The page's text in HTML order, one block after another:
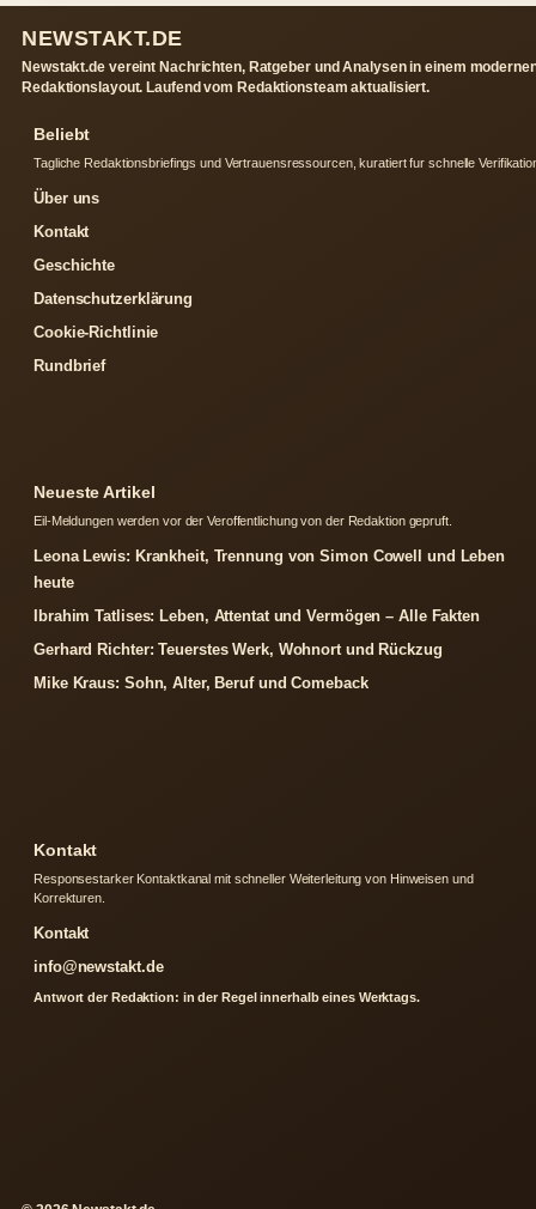
NEWSTAKT.DE
Newstakt.de vereint Nachrichten, Ratgeber und Analysen in einem
Redaktionslayout. Laufend vom Redaktionsteam aktualisiert.
Beliebt
Tagliche Redaktionsbriefings und Vertrauensressourcen, kuratiert fur schnelle
Über uns
Kontakt
Geschichte
Datenschutzerklärung
Cookie-Richtlinie
Rundbrief
Neueste Artikel
Eil-Meldungen werden vor der Veroffentlichung von der Redaktion gepruft.
Leona Lewis: Krankheit, Trennung von Simon Cowell und Leben
heute
Ibrahim Tatlises: Leben, Attentat und Vermögen – Alle Fakten
Gerhard Richter: Teuerstes Werk, Wohnort und Rückzug
Mike Kraus: Sohn, Alter, Beruf und Comeback
Kontakt
Responsestarker Kontaktkanal mit schneller Weiterleitung von Hinweisen und
Korrekturen.
Kontakt
info@newstakt.de
Antwort der Redaktion: in der Regel innerhalb eines Werktags.